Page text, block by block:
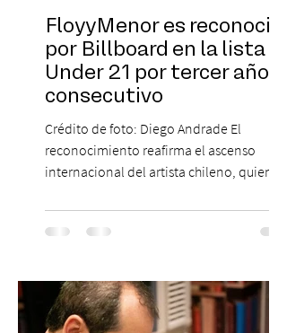
FloyyMenor es reconocido
por Billboard en la lista 21
Under 21 por tercer año
consecutivo
Crédito de foto: Diego Andrade El
reconocimiento reafirma el ascenso
internacional del artista chileno, quien
en la escena global. MIAMI, FL (3 de agosto
de 2026) — FloyyMenor ha sido
Under 21 por tercer año consecutivo,
formando parte una vez más de la
selección anual de la publicación que